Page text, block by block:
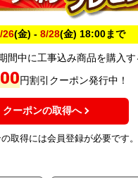
26(金) - 8/28(金) 18:00まで
間中に工事込み商品を購入す
円割引クーポン発行中！
クーポンの取得へ
取得には会員登録が必要です。